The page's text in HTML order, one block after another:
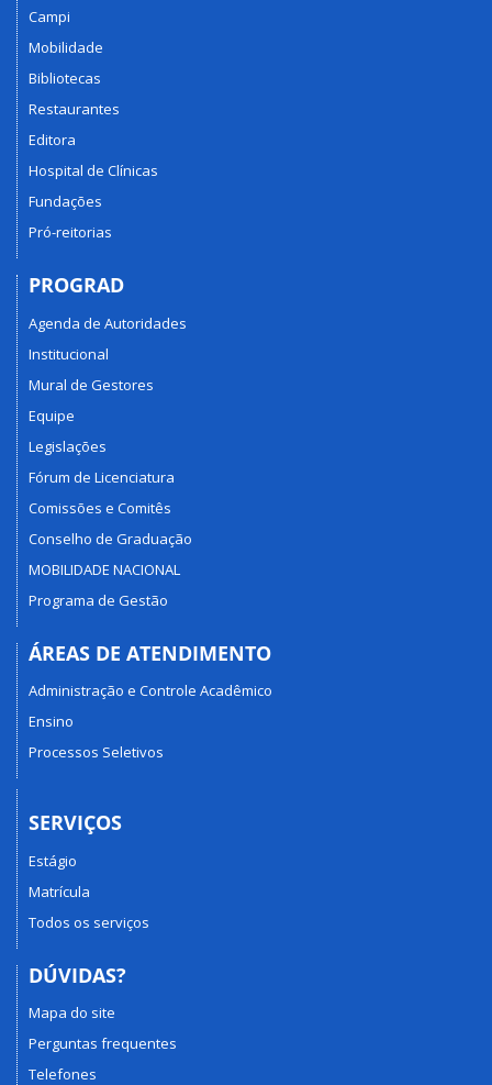
Campi
Mobilidade
Bibliotecas
Restaurantes
Editora
Hospital de Clínicas
Fundações
Pró-reitorias
PROGRAD
Agenda de Autoridades
Institucional
Mural de Gestores
Equipe
Legislações
Fórum de Licenciatura
Comissões e Comitês
Conselho de Graduação
MOBILIDADE NACIONAL
Programa de Gestão
ÁREAS DE ATENDIMENTO
Administração e Controle Acadêmico
Ensino
Processos Seletivos
SERVIÇOS
Estágio
Matrícula
Todos os serviços
DÚVIDAS?
Mapa do site
Perguntas frequentes
Telefones